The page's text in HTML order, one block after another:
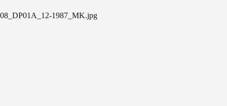
08_DP01A_12-1987_MK.jpg